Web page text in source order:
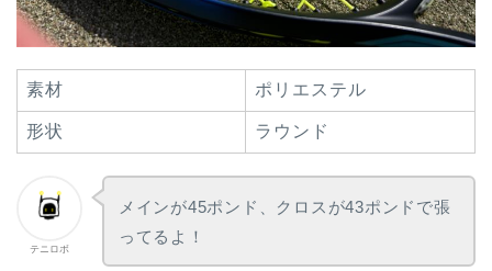
素材 ポリエステル
形状 ラウンド
テニロボ
メインが45ポンド、クロスが43ポンドで張
ってるよ！